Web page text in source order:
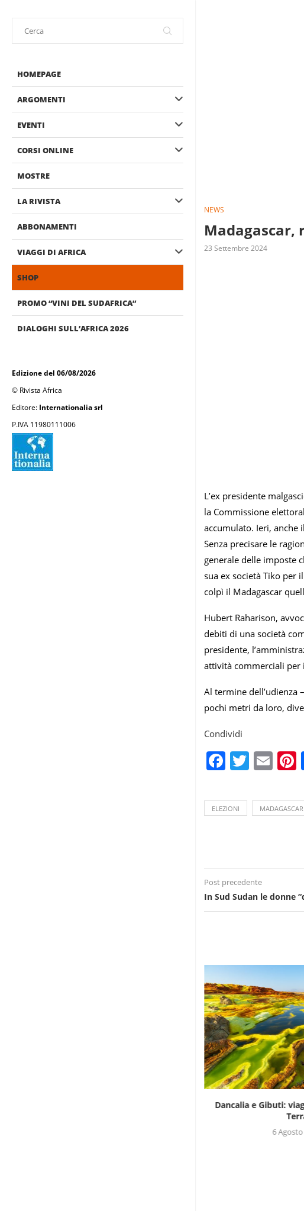
HOMEPAGE
ARGOMENTI
EVENTI
CORSI ONLINE
MOSTRE
LA RIVISTA
ABBONAMENTI
VIAGGI DI AFRICA
SHOP
PROMO “VINI DEL SUDAFRICA”
DIALOGHI SULL’AFRICA 2026
Edizione del 06/08/2026
© Rivista Africa
Editore: Internationalia srl
P.IVA 11980111006
NEWS
Madagascar,
23 Settembre 2024
L’ex presidente
la Commissione
accumulato. Ieri, anche
Senza precisare le
generale delle imposte
sua ex società Tiko per
colpì il Madagascar
Hubert Raharison,
debiti di una società
presidente,
attività commerciali per
Al termine dell’udienza
pochi metri da loro,
Condividi
ELEZIONI MADAGASCAR
Post precedente
In Sud Sudan le donne
Dancalia e Gibuti:
6